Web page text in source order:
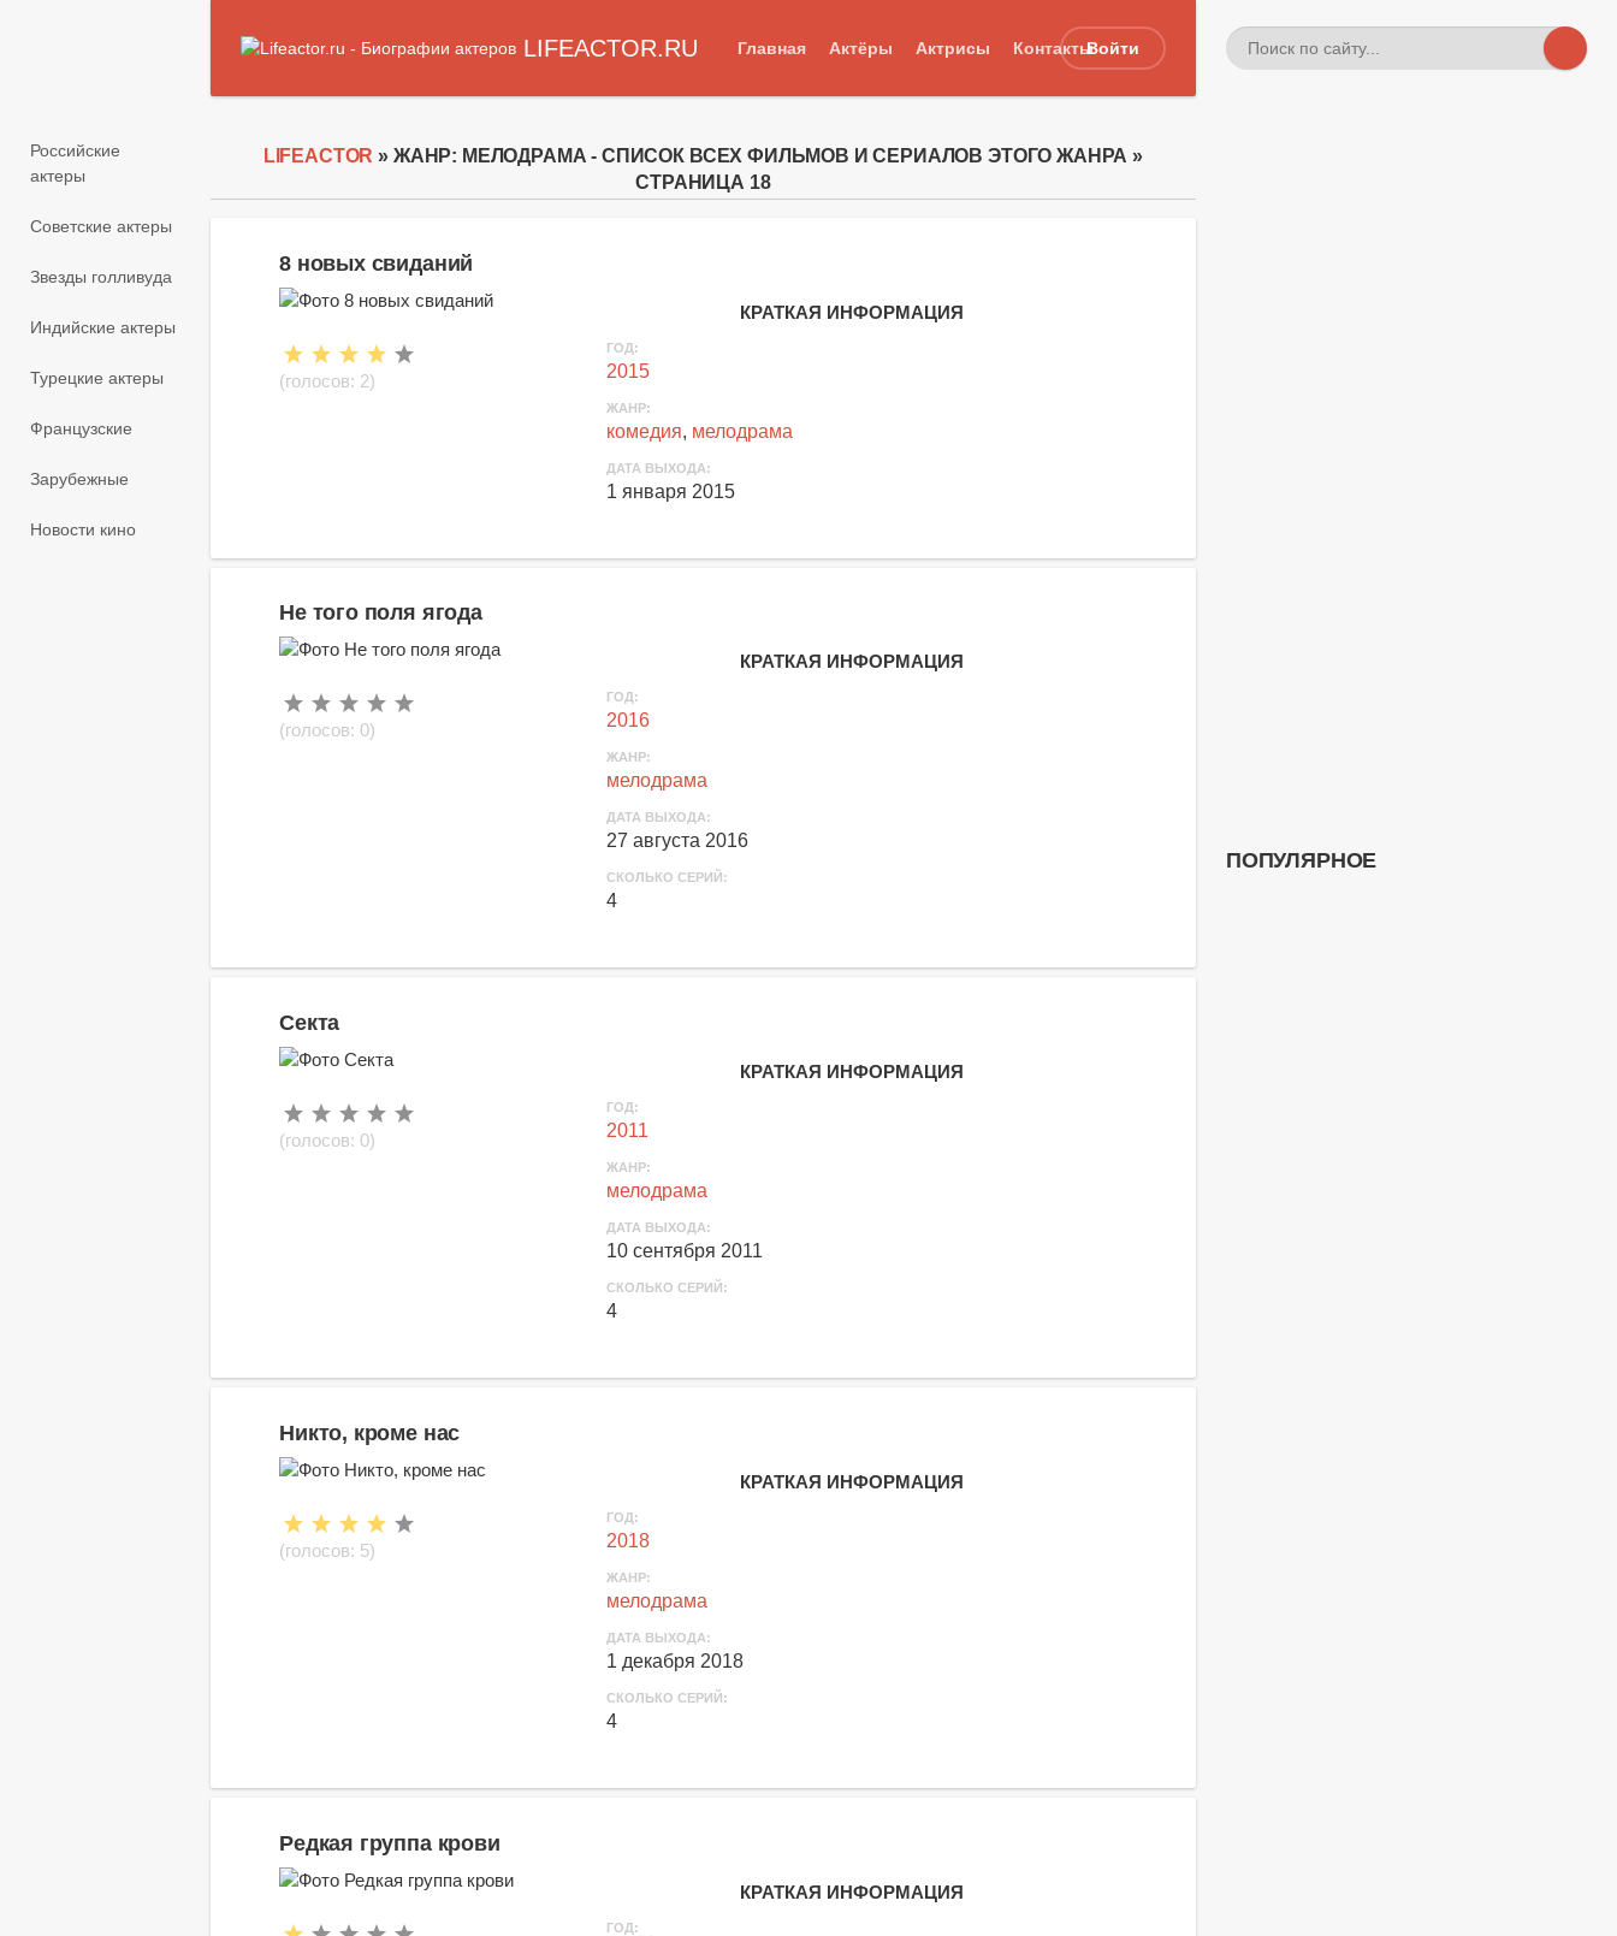
LIFEACTOR.RU Главная Актёры Актрисы КонтактыВойти
Российские
актеры
Советские актеры
Звезды голливуда
Индийские актеры
Турецкие актеры
Французские
Зарубежные
Новости кино
LIFEACTOR » ЖАНР: МЕЛОДРАМА - СПИСОК ВСЕХ ФИЛЬМОВ И СЕРИАЛОВ ЭТОГО ЖАНРА »
СТРАНИЦА 18
8 новых свиданий
КРАТКАЯ ИНФОРМАЦИЯ
ГОД:
2015
ЖАНР:
комедия, мелодрама
ДАТА ВЫХОДА:
1 января 2015
(голосов: 2)
Не того поля ягода
КРАТКАЯ ИНФОРМАЦИЯ
ГОД:
2016
ЖАНР:
мелодрама
ДАТА ВЫХОДА:
27 августа 2016
СКОЛЬКО СЕРИЙ:
4
(голосов: 0)
Секта
КРАТКАЯ ИНФОРМАЦИЯ
ГОД:
2011
ЖАНР:
мелодрама
ДАТА ВЫХОДА:
10 сентября 2011
СКОЛЬКО СЕРИЙ:
4
(голосов: 0)
Никто, кроме нас
КРАТКАЯ ИНФОРМАЦИЯ
ГОД:
2018
ЖАНР:
мелодрама
ДАТА ВЫХОДА:
1 декабря 2018
СКОЛЬКО СЕРИЙ:
4
(голосов: 5)
Редкая группа крови
КРАТКАЯ ИНФОРМАЦИЯ
ГОД:
ПОПУЛЯРНОЕ